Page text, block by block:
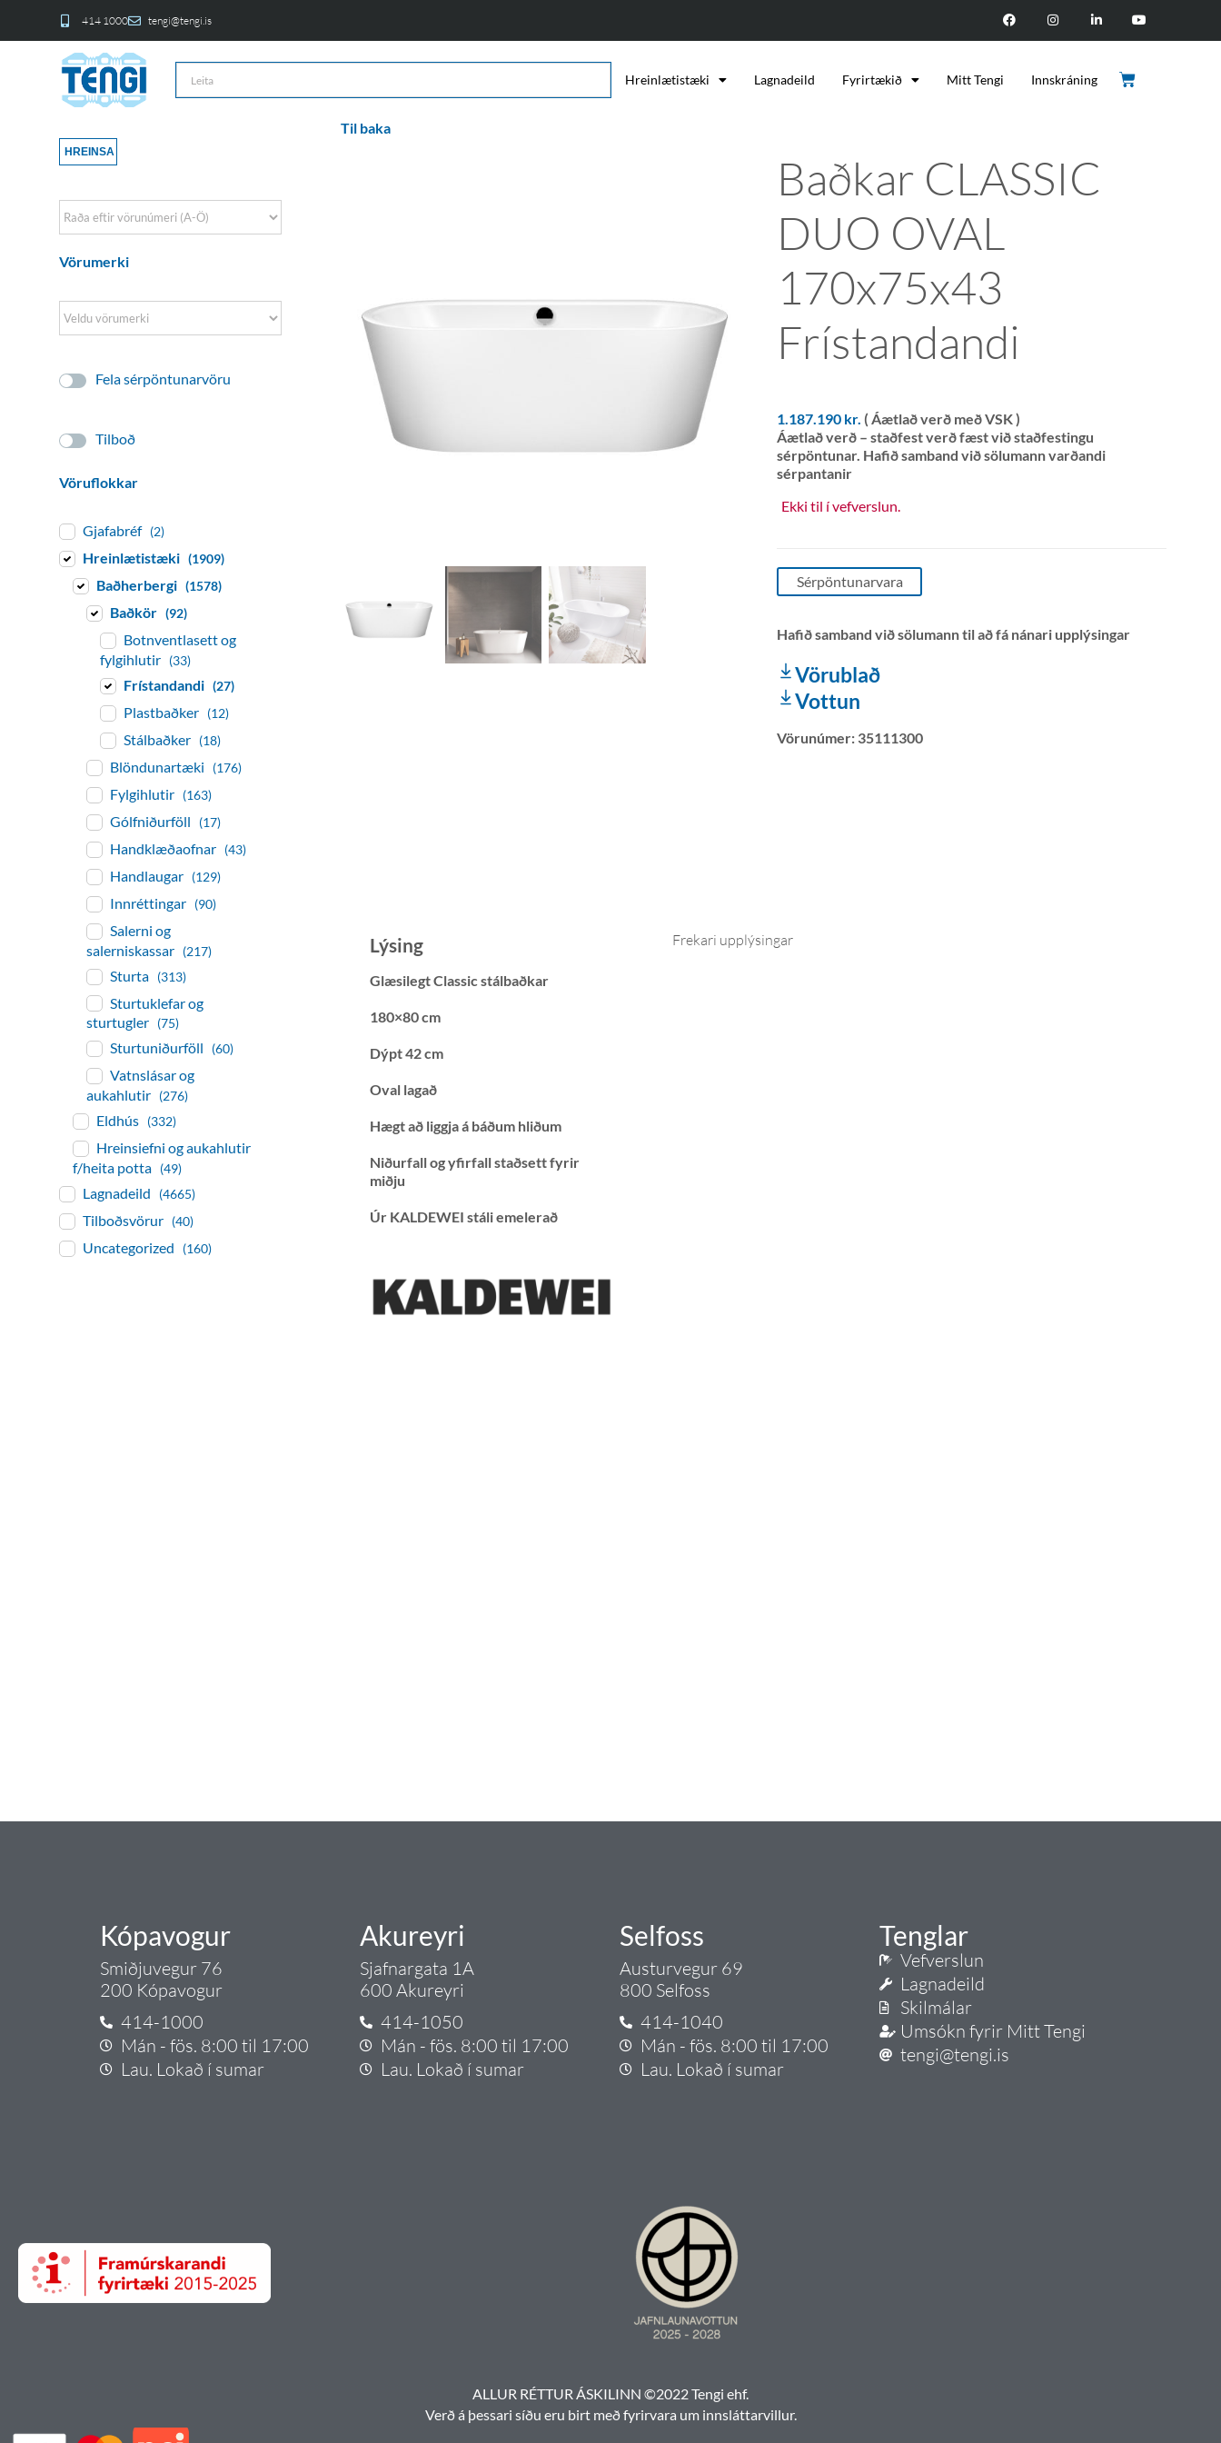
414 1000 tengi@tengi.is
Hreinlætistæki Lagnadeild Fyrirtækið Mitt Tengi Innskráning
Til baka
Baðkar CLASSIC
DUO OVAL
170x75x43
Frístandandi
1.187.190 kr. ( Áætlað verð með VSK )
Áætlað verð – staðfest verð fæst við staðfestingu
sérpöntunar. Hafið samband við sölumann varðandi
sérpantanir
Ekki til í vefverslun.
Sérpöntunarvara
Hafið samband við sölumann til að fá nánari upplýsingar
Vörublað
Vottun
Vörunúmer: 35111300
Lýsing
Glæsilegt Classic stálbaðkar
180×80 cm
Dýpt 42 cm
Oval lagað
Hægt að liggja á báðum hliðum
Niðurfall og yfirfall staðsett fyrir
miðju
Úr KALDEWEI stáli emelerað
Frekari upplýsingar
HREINSA
Sort Products
Vörumerki
Fela sérpöntunarvöru
Tilboð
Vöruflokkar
Gjafabréf (2)
Hreinlætistæki (1909)
Baðherbergi (1578)
Baðkör (92)
Botnventlasett og
fylgihlutir (33)
Frístandandi (27)
Plastbaðker (12)
Stálbaðker (18)
Blöndunartæki (176)
Fylgihlutir (163)
Gólfniðurföll (17)
Handklæðaofnar (43)
Handlaugar (129)
Innréttingar (90)
Salerni og
salerniskassar (217)
Sturta (313)
Sturtuklefar og
sturtugler (75)
Sturtuniðurföll (60)
Vatnslásar og
aukahlutir (276)
Eldhús (332)
Hreinsiefni og aukahlutir
f/heita potta (49)
Lagnadeild (4665)
Tilboðsvörur (40)
Uncategorized (160)
Kópavogur
Smiðjuvegur 76
200 Kópavogur
414-1000
Mán - fös. 8:00 til 17:00
Lau. Lokað í sumar
Akureyri
Sjafnargata 1A
600 Akureyri
414-1050
Mán - fös. 8:00 til 17:00
Lau. Lokað í sumar
Selfoss
Austurvegur 69
800 Selfoss
414-1040
Mán - fös. 8:00 til 17:00
Lau. Lokað í sumar
Tenglar
Vefverslun
Lagnadeild
Skilmálar
Umsókn fyrir Mitt Tengi
tengi@tengi.is
ALLUR RÉTTUR ÁSKILINN ©2022 Tengi ehf.
Verð á þessari síðu eru birt með fyrirvara um innsláttarvillur.